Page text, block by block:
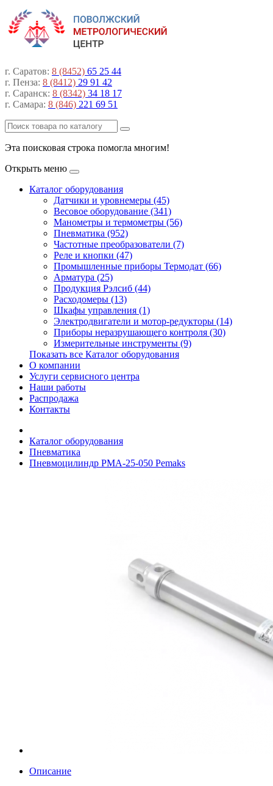
г. Саратов: 8 (8452) 65 25 44
г. Пенза: 8 (8412) 29 91 42
г. Саранск: 8 (8342) 34 18 17
г. Самара: 8 (846) 221 69 51
Эта поисковая строка помогла многим!
Открыть меню
Каталог оборудования
Датчики и уровнемеры (45)
Весовое оборудование (341)
Манометры и термометры (56)
Пневматика (952)
Частотные преобразователи (7)
Реле и кнопки (47)
Промышленные приборы Термодат (66)
Арматура (25)
Продукция Рэлсиб (44)
Расходомеры (13)
Шкафы управления (1)
Электродвигатели и мотор-редукторы (14)
Приборы неразрушающего контроля (30)
Измерительные инструменты (9)
Показать все Каталог оборудования
О компании
Услуги сервисного центра
Наши работы
Распродажа
Контакты
Каталог оборудования
Пневматика
Пневмоцилиндр PMA-25-050 Pemaks
Описание